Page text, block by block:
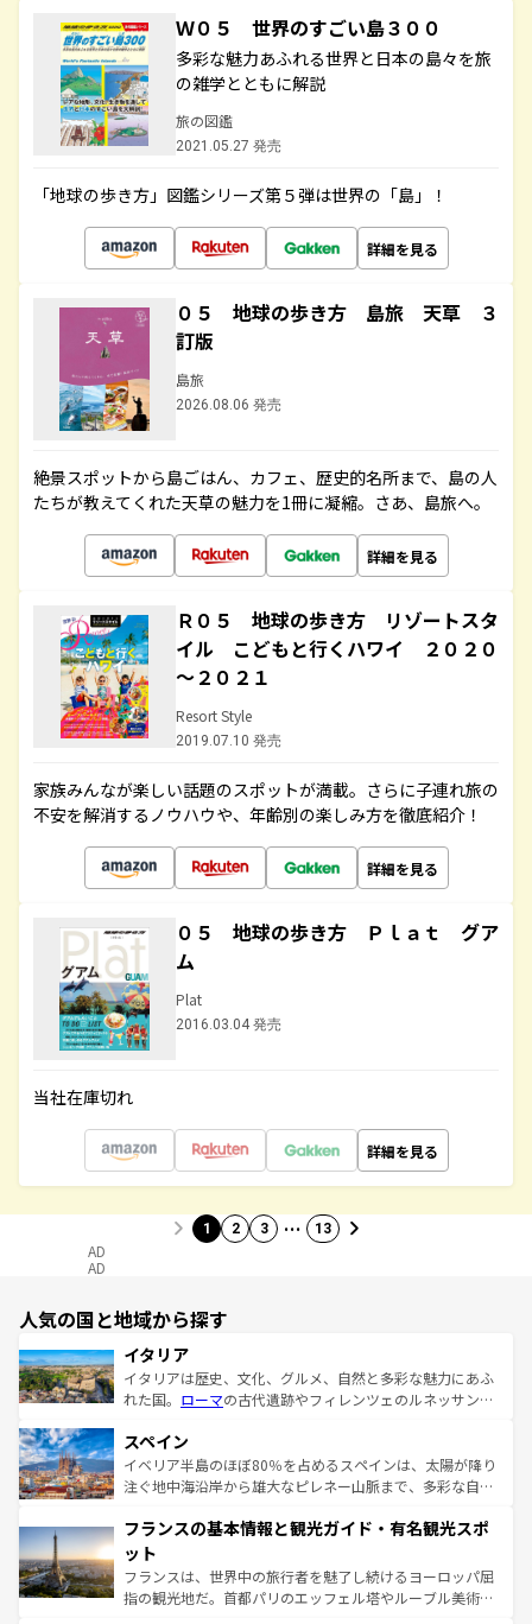
Ｗ０５ 世界のすごい島３００
多彩な魅力あふれる世界と日本の島々を旅
の雑学とともに解説
旅の図鑑
2021.05.27 発売
「地球の歩き方」図鑑シリーズ第５弾は世界の「島」！
詳細を見る
０５ 地球の歩き方 島旅 天草 ３
訂版
島旅
2026.08.06 発売
絶景スポットから島ごはん、カフェ、歴史的名所まで、島の人
たちが教えてくれた天草の魅力を1冊に凝縮。さあ、島旅へ。
詳細を見る
Ｒ０５ 地球の歩き方 リゾートスタ
イル こどもと行くハワイ ２０２０
～２０２１
Resort Style
2019.07.10 発売
家族みんなが楽しい話題のスポットが満載。さらに子連れ旅の
不安を解消するノウハウや、年齢別の楽しみ方を徹底紹介！
詳細を見る
０５ 地球の歩き方 Ｐｌａｔ グア
ム
Plat
2016.03.04 発売
当社在庫切れ
詳細を見る
1 2 3 … 13
AD
AD
人気の国と地域から探す
イタリア
イタリアは歴史、文化、グルメ、自然と多彩な魅力にあふ
れた国。 ローマの古代遺跡やフィレンツェのルネッサンス
ろん、トスカーナの美しい田園風景やアマルフィ海岸の絶
景など、自然景観も見逃せない。観光の合間には、本場の
ピザやパスタなど、絶品のイタリア料理を堪能することも
ませてくれるイタリアで、忘れられない旅をしてみよう！
なお、新着のイタリア情報は
しい。
スペイン
イベリア半島のほぼ80％を占めるスペインは、太陽が降り
注ぐ地中海沿岸から雄大なピレネー山脈まで、多彩な自然
文化が根付くこの国では、情熱的なフラメンコ、熱気あふ
れる闘牛、そして美味しいタパスが生活の一部となってい
る。首都マドリードの洗練された雰囲気や、バルセロナの
アートに溢れた街角から、地方では古代ローマ遺跡や中世
フランスの基本情報と観光ガイド・有名観光スポ
ット
フランスは、世界中の旅行者を魅了し続けるヨーロッパ屈
指の観光地だ。首都パリのエッフェル塔やルーブル美術館